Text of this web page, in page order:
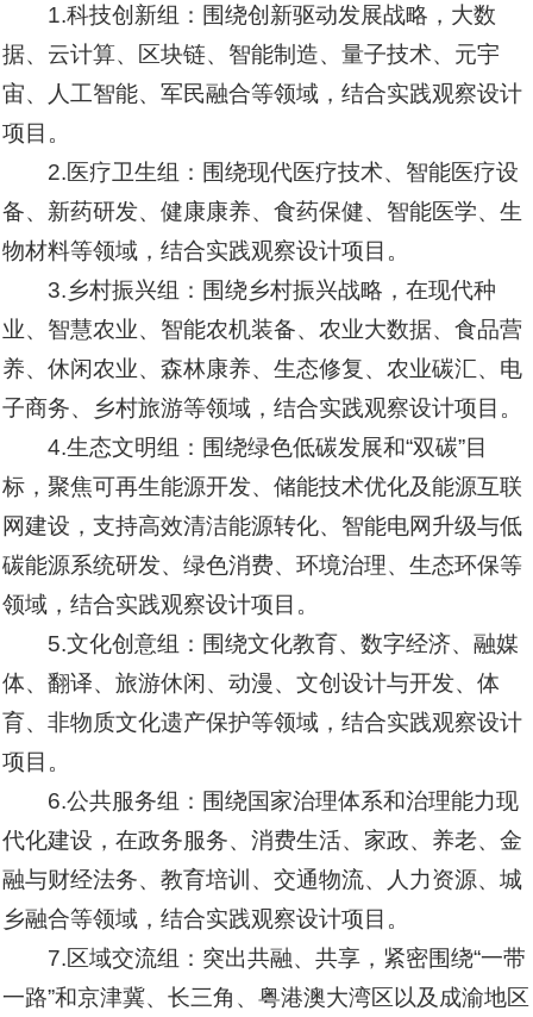
1.科技创新组：围绕创新驱动发展战略，大数
据、云计算、区块链、智能制造、量子技术、元宇
宙、人工智能、军民融合等领域，结合实践观察设计
项目。
2.医疗卫生组：围绕现代医疗技术、智能医疗设
备、新药研发、健康康养、食药保健、智能医学、生
物材料等领域，结合实践观察设计项目。
3.乡村振兴组：围绕乡村振兴战略，在现代种
业、智慧农业、智能农机装备、农业大数据、食品营
养、休闲农业、森林康养、生态修复、农业碳汇、电
子商务、乡村旅游等领域，结合实践观察设计项目。
4.生态文明组：围绕绿色低碳发展和“双碳”目
标，聚焦可再生能源开发、储能技术优化及能源互联
网建设，支持高效清洁能源转化、智能电网升级与低
碳能源系统研发、绿色消费、环境治理、生态环保等
领域，结合实践观察设计项目。
5.文化创意组：围绕文化教育、数字经济、融媒
体、翻译、旅游休闲、动漫、文创设计与开发、体
育、非物质文化遗产保护等领域，结合实践观察设计
项目。
6.公共服务组：围绕国家治理体系和治理能力现
代化建设，在政务服务、消费生活、家政、养老、金
融与财经法务、教育培训、交通物流、人力资源、城
乡融合等领域，结合实践观察设计项目。
7.区域交流组：突出共融、共享，紧密围绕“一带
一路”和京津冀、长三角、粤港澳大湾区以及成渝地区